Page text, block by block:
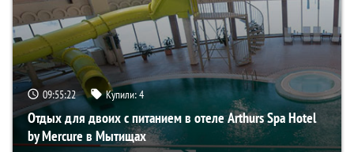
09:55:21 Купили:4
Отдых для двоих с питанием в отеле Arthurs Spa Hotel
by Mercure в Мытищах